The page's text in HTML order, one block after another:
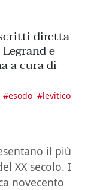
diretta
e
a cura di
#esodo #levitico
il più
XX secolo. I
novecento